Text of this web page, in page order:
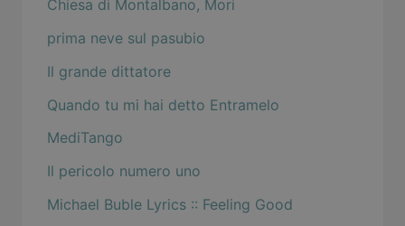
Chiesa di Montalbano, Mori
prima neve sul pasubio
Il grande dittatore
Quando tu mi hai detto Entramelo
MediTango
Il pericolo numero uno
Michael Buble Lyrics :: Feeling Good